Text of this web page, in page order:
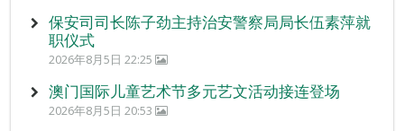
保安司司长陈子劲主持治安警察局局长伍素萍就
职仪式
2026年8月5日 22:25
澳门国际儿童艺术节多元艺文活动接连登场
2026年8月5日 20:53